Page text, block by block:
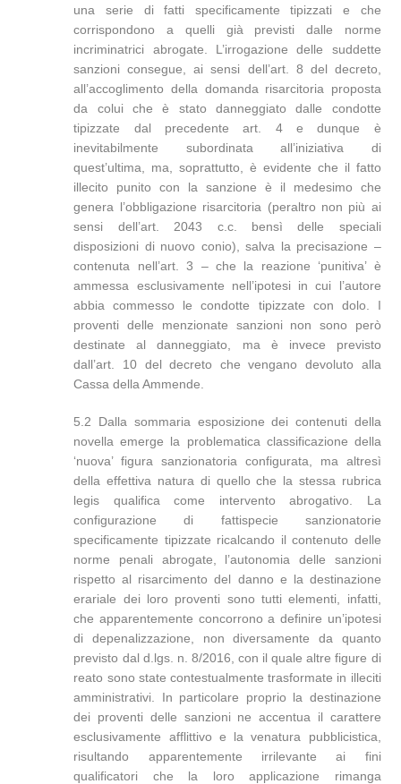
una serie di fatti specificamente tipizzati e che
corrispondono a quelli già previsti dalle norme
incriminatrici abrogate. L’irrogazione delle suddette
sanzioni consegue, ai sensi dell’art. 8 del decreto,
all’accoglimento della domanda risarcitoria proposta
da colui che è stato danneggiato dalle condotte
tipizzate dal precedente art. 4 e dunque è
inevitabilmente subordinata all’iniziativa di
quest’ultima, ma, soprattutto, è evidente che il fatto
illecito punito con la sanzione è il medesimo che
genera l’obbligazione risarcitoria (peraltro non più ai
sensi dell’art. 2043 c.c. bensì delle speciali
disposizioni di nuovo conio), salva la precisazione –
contenuta nell’art. 3 – che la reazione ‘punitiva’ è
ammessa esclusivamente nell’ipotesi in cui l’autore
abbia commesso le condotte tipizzate con dolo. I
proventi delle menzionate sanzioni non sono però
destinate al danneggiato, ma è invece previsto
dall’art. 10 del decreto che vengano devoluto alla
Cassa della Ammende.
5.2 Dalla sommaria esposizione dei contenuti della
novella emerge la problematica classificazione della
‘nuova’ figura sanzionatoria configurata, ma altresì
della effettiva natura di quello che la stessa rubrica
legis qualifica come intervento abrogativo. La
configurazione di fattispecie sanzionatorie
specificamente tipizzate ricalcando il contenuto delle
norme penali abrogate, l’autonomia delle sanzioni
rispetto al risarcimento del danno e la destinazione
erariale dei loro proventi sono tutti elementi, infatti,
che apparentemente concorrono a definire un’ipotesi
di depenalizzazione, non diversamente da quanto
previsto dal d.lgs. n. 8/2016, con il quale altre figure di
reato sono state contestualmente trasformate in illeciti
amministrativi. In particolare proprio la destinazione
dei proventi delle sanzioni ne accentua il carattere
esclusivamente afflittivo e la venatura pubblicistica,
risultando apparentemente irrilevante ai fini
qualificatori che la loro applicazione rimanga